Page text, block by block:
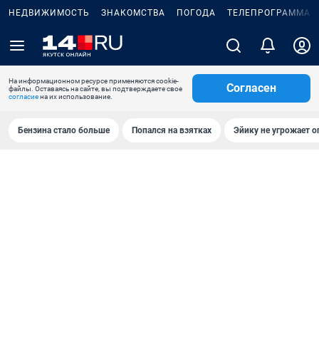
НЕДВИЖИМОСТЬ ЗНАКОМСТВА ПОГОДА ТЕЛЕПРОГРАММА
На информационном ресурсе применяются cookie-
файлы. Оставаясь на сайте, вы подтверждаете свое
согласиена их использование.
Согласен
Бензина стало больше Попался на взятках Эйику не угрожает